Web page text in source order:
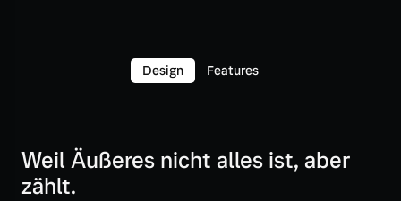
Design Features
Weil Äußeres nicht alles ist, aber
zählt.